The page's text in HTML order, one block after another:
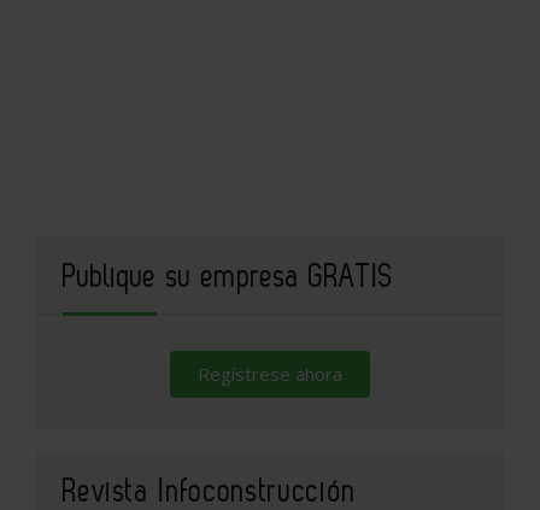
Publique su empresa GRATIS
Regístrese ahora
Revista Infoconstrucción